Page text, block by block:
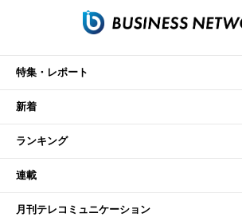
特集・レポート
新着
ランキング
連載
月刊テレコミュニケーション